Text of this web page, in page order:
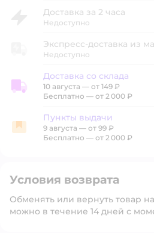
Доставка за 2 часа
Недоступно
Экспресс-доставка из
Недоступно
Доставка со склада
Доставка со склада
10 августа — от 149 ₽
Бесплатно — от 2 000 ₽
Пункты выдачи
Пункты выдачи
9 августа — от 99 ₽
Бесплатно — от 2 000 ₽
Условия возврата
Обменять или вернуть товар
можно в течение 14 дней с